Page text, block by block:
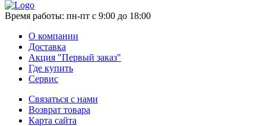
Время работы: пн-пт с 9:00 до 18:00
О компании
Доставка
Акция "Первый заказ"
Где купить
Сервис
Связаться с нами
Возврат товара
Карта сайта